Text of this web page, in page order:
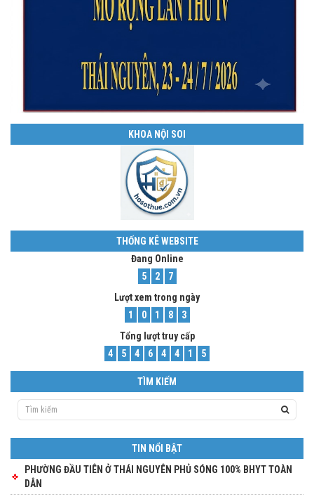
KHOA NỘI SOI
THỐNG KÊ WEBSITE
Đang Online
5
2
7
Lượt xem trong ngày
1
0 1 8
3
Tổng lượt truy cấp
4
5 4 6 4 4 1 5
TÌM KIẾM
TIN NỔI BẬT
PHƯỜNG ĐẦU TIÊN Ở THÁI NGUYÊN PHỦ SÓNG 100% BHYT TOÀN
DÂN